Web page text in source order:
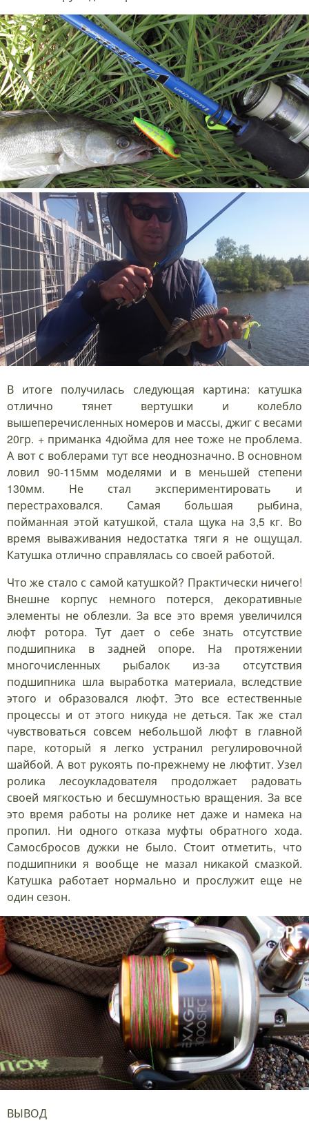
В итоге получилась следующая картина: катушка
отлично тянет вертушки и колебло
вышеперечисленных номеров и массы, джиг с весами
20гр. + приманка 4дюйма для нее тоже не проблема.
А вот с воблерами тут все неоднозначно. В основном
ловил 90-115мм моделями и в меньшей степени
130мм. Не стал экспериментировать и
перестраховался. Самая большая рыбина,
пойманная этой катушкой, стала щука на 3,5 кг. Во
время вываживания недостатка тяги я не ощущал.
Катушка отлично справлялась со своей работой.
Что же стало с самой катушкой? Практически ничего!
Внешне корпус немного потерся, декоративные
элементы не облезли. За все это время увеличился
люфт ротора. Тут дает о себе знать отсутствие
подшипника в задней опоре. На протяжении
многочисленных рыбалок из-за отсутствия
подшипника шла выработка материала, вследствие
этого и образовался люфт. Это все естественные
процессы и от этого никуда не деться. Так же стал
чувствоваться совсем небольшой люфт в главной
паре, который я легко устранил регулировочной
шайбой. А вот рукоять по-прежнему не люфтит. Узел
ролика лесоукладователя продолжает радовать
своей мягкостью и бесшумностью вращения. За все
это время работы на ролике нет даже и намека на
пропил. Ни одного отказа муфты обратного хода.
Самосбросов дужки не было. Стоит отметить, что
подшипники я вообще не мазал никакой смазкой.
Катушка работает нормально и прослужит еще не
один сезон.
ВЫВОД